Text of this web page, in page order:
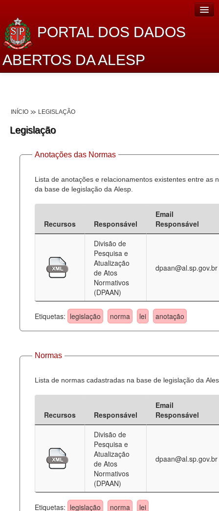
PORTAL DOS DADOS
ABERTOS DA ALESP
Dados Abertos Alesp
Lei de Acesso à Informação
Dados Governamentais Abertos
Planejamento
Deputados Estaduais
Legislação
Perguntas frequentes
Contato
INÍCIO LEGISLAÇÃO
Legislação
Anotações das Normas
Lista de anotações e relacionamentos existentes entre as
da base de legislação da Alesp.
Recursos Responsável
Email
Responsável
Divisão de
Pesquisa e
Atualização
de Atos
Normativos
(DPAAN)
dpaan@al.sp.gov.br
Etiquetas: legislação norma lei anotação
Normas
Lista de normas cadastradas na base de legislação da
Recursos Responsável
Email
Responsável
Divisão de
Pesquisa e
Atualização
de Atos
Normativos
(DPAAN)
dpaan@al.sp.gov.br
Etiquetas: legislação norma lei